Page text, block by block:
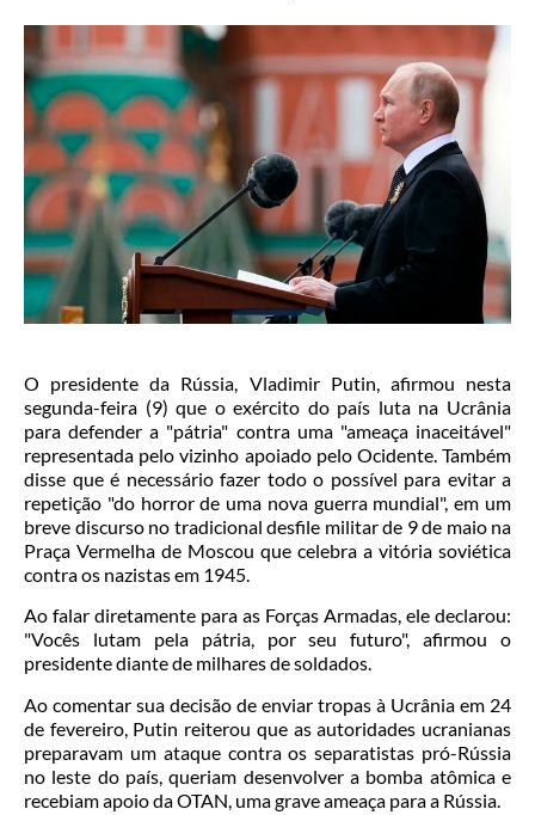
O presidente da Rússia, Vladimir Putin, afirmou nesta
segunda-feira (9) que o exército do país luta na Ucrânia
para defender a "pátria" contra uma "ameaça inaceitável"
representada pelo vizinho apoiado pelo Ocidente. Também
disse que é necessário fazer todo o possível para evitar a
repetição "do horror de uma nova guerra mundial", em um
breve discurso no tradicional desfile militar de 9 de maio na
Praça Vermelha de Moscou que celebra a vitória soviética
contra os nazistas em 1945.
Ao falar diretamente para as Forças Armadas, ele declarou:
"Vocês lutam pela pátria, por seu futuro", afirmou o
presidente diante de milhares de soldados.
Ao comentar sua decisão de enviar tropas à Ucrânia em 24
de fevereiro, Putin reiterou que as autoridades ucranianas
preparavam um ataque contra os separatistas pró-Rússia
no leste do país, queriam desenvolver a bomba atômica e
recebiam apoio da OTAN, uma grave ameaça para a Rússia.